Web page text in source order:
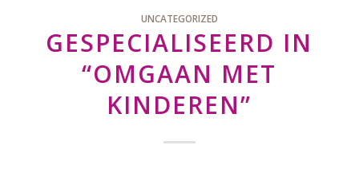
UNCATEGORIZED
GESPECIALISEERD IN
“OMGAAN MET
KINDEREN”